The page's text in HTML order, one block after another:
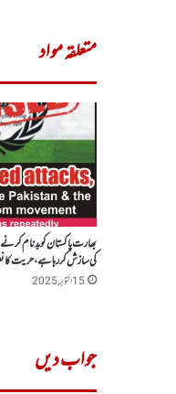
متعلقہ مواد
بھارت پاکستان کو بدنام
کی سازش کر رہا ہے، حریت
15 اکتوبر, 2025
جواب دیں